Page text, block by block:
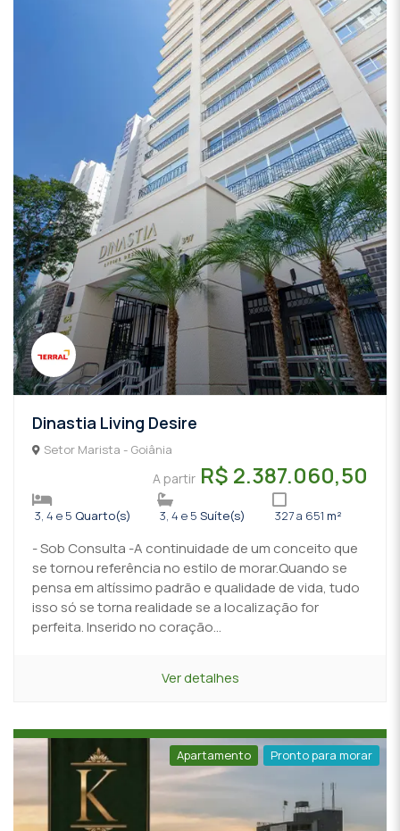
Dinastia Living Desire
Setor Marista - Goiânia
A partir R$ 2.387.060,50
3, 4 e 5 Quarto(s) 3, 4 e 5 Suíte(s) 327 a 651 m²
- Sob Consulta -A continuidade de um conceito que
se tornou referência no estilo de morar.Quando se
pensa em altíssimo padrão e qualidade de vida, tudo
isso só se torna realidade se a localização for
perfeita. Inserido no coração...
Ver detalhes
Apartamento Pronto para morar